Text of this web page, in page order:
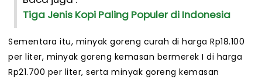
Tiga Jenis Kopi Paling Populer di Indonesia
Sementara itu, minyak goreng curah di harga Rp18.100
per liter, minyak goreng kemasan bermerek I di harga
Rp21.700 per liter, serta minyak goreng kemasan